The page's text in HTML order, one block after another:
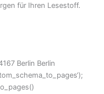
für Ihren Lesestoff.
Berlin Berlin